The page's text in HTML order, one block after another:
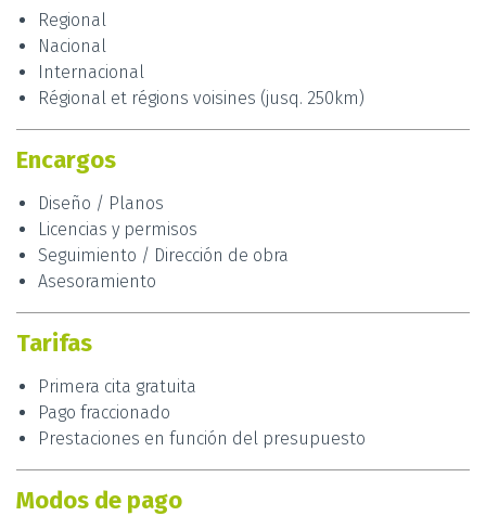
Regional
Nacional
Internacional
Régional et régions voisines (jusq. 250km)
Encargos
Diseño / Planos
Licencias y permisos
Seguimiento / Dirección de obra
Asesoramiento
Tarifas
Primera cita gratuita
Pago fraccionado
Prestaciones en función del presupuesto
Modos de pago